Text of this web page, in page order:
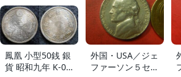
鳳凰 小型50銭 銀
貨 昭和九年 K-02
外国・USA／ジェ
ファーソン５セン